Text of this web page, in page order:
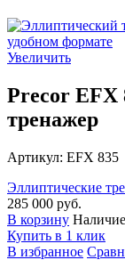
Увеличить
Precor EFX
тренажер
Артикул: EFX 835
Эллиптические
285 000 руб.
В корзину
Купить в 1 клик
В избранное